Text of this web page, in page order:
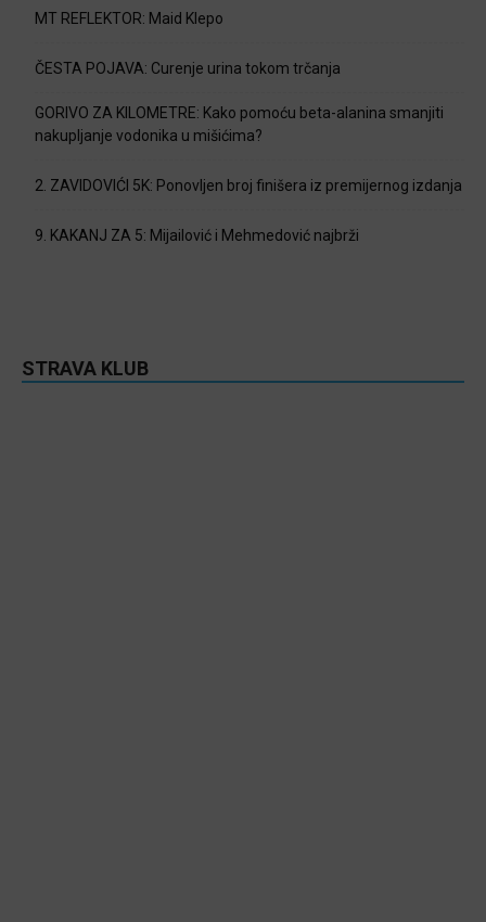
MT REFLEKTOR: Maid Klepo
ČESTA POJAVA: Curenje urina tokom trčanja
GORIVO ZA KILOMETRE: Kako pomoću beta-alanina smanjiti
nakupljanje vodonika u mišićima?
2. ZAVIDOVIĆI 5K: Ponovljen broj finišera iz premijernog izdanja
9. KAKANJ ZA 5: Mijailović i Mehmedović najbrži
STRAVA KLUB